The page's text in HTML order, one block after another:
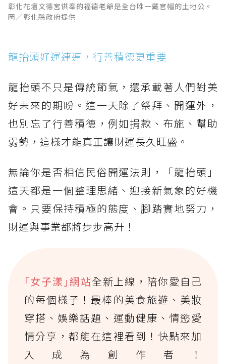
彰化花壇文德宮供奉的福德老爺是全台唯一戴官帽的土地公。
圖／彰化縣政府提供
龍抬頭好運連連，行善積德更重要
龍抬頭不只是傳統節氣，還承載著人們對美
好未來的期盼。這一天除了祭拜、開運外，
也別忘了行善積德，例如捐款、布施、幫助
弱勢，這樣才能真正讓財運長久旺盛。
無論你是否相信民俗開運法則，「龍抬頭」
這天都是一個整理思緒、迎接新氣象的好機
會。只要保持積極的態度、腳踏實地努力，
財運與事業都將步步高升！
｢女子漾｣網站全新上線，陪你愛自己
的每個樣子！最棒的美食旅遊、美妝
穿搭、娛樂話題、運動健康、情慾愛
情分享，都能在這裡看到！快點來加
入成為創作者！